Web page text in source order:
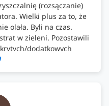
(rozsączanie)
Wielki plus za to, że
olała. Byli na czas.
w zieleni. Pozostawili
dodatkowych
OK. Obsługa
środki do oczyszczalni –